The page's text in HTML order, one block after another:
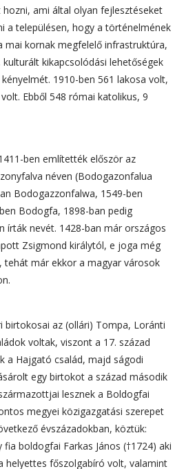
ami által olyan fejlesztéseket
a településen, hogy a történelmének
mai kornak megfelelő infrastruktúra,
kikapcsolódási lehetőségek
1910-ben 561 lakosa volt,
Ebből 548 római katolikus, 9
ben említették először az
néven (Bodogazonfalua
Bodogazzonfalwa, 1549-ben
Bodogfa, 1898-ban pedig
írták nevét. 1428-ban már országos
Zsigmond királytól, e joga még
tehát már ekkor a magyar városok
birtokosai az (ollári) Tompa, Loránti
voltak, viszont a 17. század
a Hajgató család, majd ságodi
egy birtokot a század második
lesznek a Boldogfai
megyei közigazgatási szerepet
évszázadokban, köztük:
fia boldogfai Farkas János (†1724) aki
helyettes főszolgabíró volt, valamint